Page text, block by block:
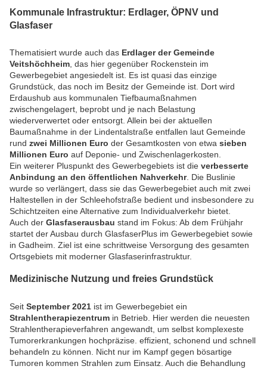
Kommunale Infrastruktur: Erdlager, ÖPNV und
Glasfaser
Thematisiert wurde auch das Erdlager der Gemeinde
Veitshöchheim , das hier gegenüber Rockenstein im
Gewerbegebiet angesiedelt ist. Es ist quasi das einzige
Grundstück, das noch im Besitz der Gemeinde ist. Dort wird
Erdaushub aus kommunalen Tiefbaumaßnahmen
zwischengelagert, beprobt und je nach Belastung
wiederverwertet oder entsorgt. Allein bei der aktuellen
Baumaßnahme in der Lindentalstraße entfallen laut Gemeinde
rund zwei Millionen Euro der Gesamtkosten von etwa sieben
Millionen Euro auf Deponie- und Zwischenlagerkosten.
Ein weiterer Pluspunkt des Gewerbegebiets ist die verbesserte
Anbindung an den öffentlichen Nahverkehr. Die Buslinie
wurde so verlängert, dass sie das Gewerbegebiet auch mit zwei
Haltestellen in der Schleehofstraße bedient und insbesondere zu
Schichtzeiten eine Alternative zum Individualverkehr bietet.
Auch der Glasfaserausbau stand im Fokus: Ab dem Frühjahr
startet der Ausbau durch GlasfaserPlus im Gewerbegebiet sowie
in Gadheim. Ziel ist eine schrittweise Versorgung des gesamten
Ortsgebiets mit moderner Glasfaserinfrastruktur.
Medizinische Nutzung und freies Grundstück
Seit September 2021 ist im Gewerbegebiet ein
Strahlentherapiezentrum in Betrieb. Hier werden die neuesten
Strahlentherapieverfahren angewandt, um selbst komplexeste
Tumorerkrankungen hochpräzise. effizient, schonend und schnell
behandeln zu können. Nicht nur im Kampf gegen bösartige
Tumoren kommen Strahlen zum Einsatz. Auch die Behandlung